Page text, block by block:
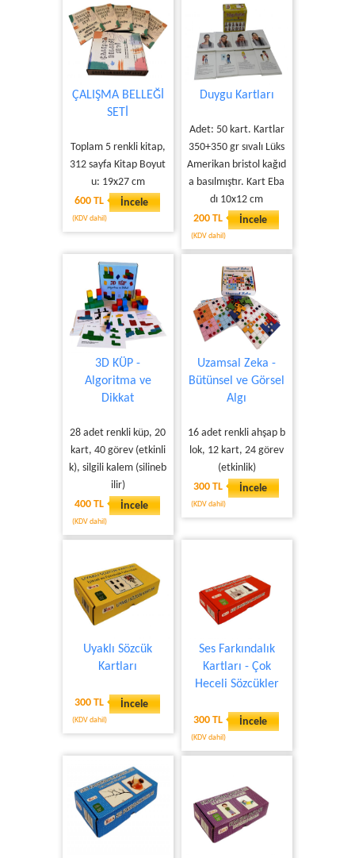
ÇALIŞMA BELLEĞİ
SETİ
Toplam 5 renkli kitap,
312 sayfa Kitap Boyut
u: 19x27 cm
600 TL
(KDV dahil)
İncele
Duygu Kartları
Adet: 50 kart. Kartlar
350+350 gr sıvalı Lüks
Amerikan bristol kağıd
a basılmıştır. Kart Eba
dı 10x12 cm
200 TL
(KDV dahil)
İncele
3D KÜP -
Algoritma ve
Dikkat
28 adet renkli küp, 20
kart, 40 görev (etkinli
k), silgili kalem (silineb
ilir)
400 TL
(KDV dahil)
İncele
Uzamsal Zeka -
Bütünsel ve Görsel
Algı
16 adet renkli ahşap b
lok, 12 kart, 24 görev
(etkinlik)
300 TL
(KDV dahil)
İncele
Uyaklı Sözcük
Kartları
300 TL
(KDV dahil)
İncele
Ses Farkındalık
Kartları - Çok
Heceli Sözcükler
300 TL
(KDV dahil)
İncele